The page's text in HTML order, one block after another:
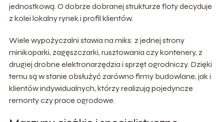
jednostkową. O dobrze dobranej strukturze floty decyduje
z kolei lokalny rynek i profil klientów.
Wiele wypożyczalni stawia na miks: z jednej strony
minikoparki, zagęszczarki, rusztowania czy kontenery, z
drugiej drobne elektronarzędzia i sprzęt ogrodniczy. Dzięki
temu są w stanie obsłużyć zarówno firmy budowlane, jak i
klientów indywidualnych, którzy realizują pojedyncze
remonty czy prace ogrodowe.